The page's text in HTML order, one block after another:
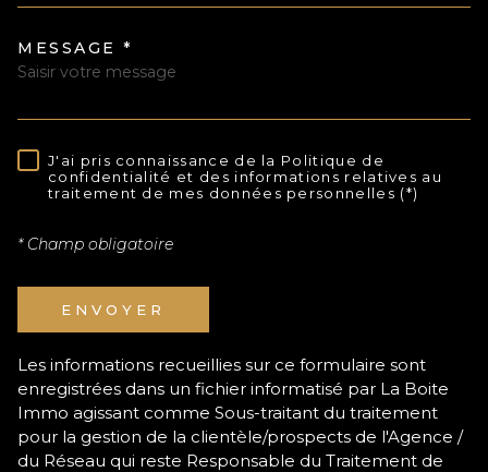
MESSAGE *
RÈGLEMENTATION
J'ai pris connaissance de la Politique de
confidentialité et des informations relatives au
traitement de mes données personnelles (*)
* Champ obligatoire
ENVOYER
Les informations recueillies sur ce formulaire sont
enregistrées dans un fichier informatisé par La Boite
Immo agissant comme Sous-traitant du traitement
pour la gestion de la clientèle/prospects de l'Agence /
du Réseau qui reste Responsable du Traitement de